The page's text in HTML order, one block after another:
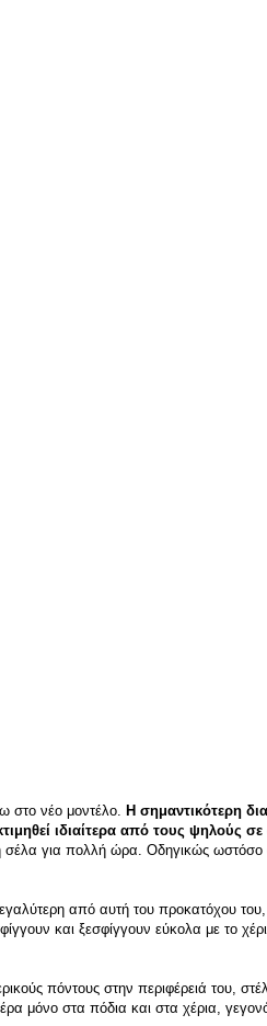
στο νέο μοντέλο.
Η σημαντικότερη
ιδιαίτερα από τους ψηλούς
σέλα για πολλή ώρα. Οδηγικώς ωστόσο
από αυτή του προκατόχου
και ξεσφίγγουν εύκολα με το
πόντους στην περιφέρειά του,
μόνο στα πόδια και στα χέρια,